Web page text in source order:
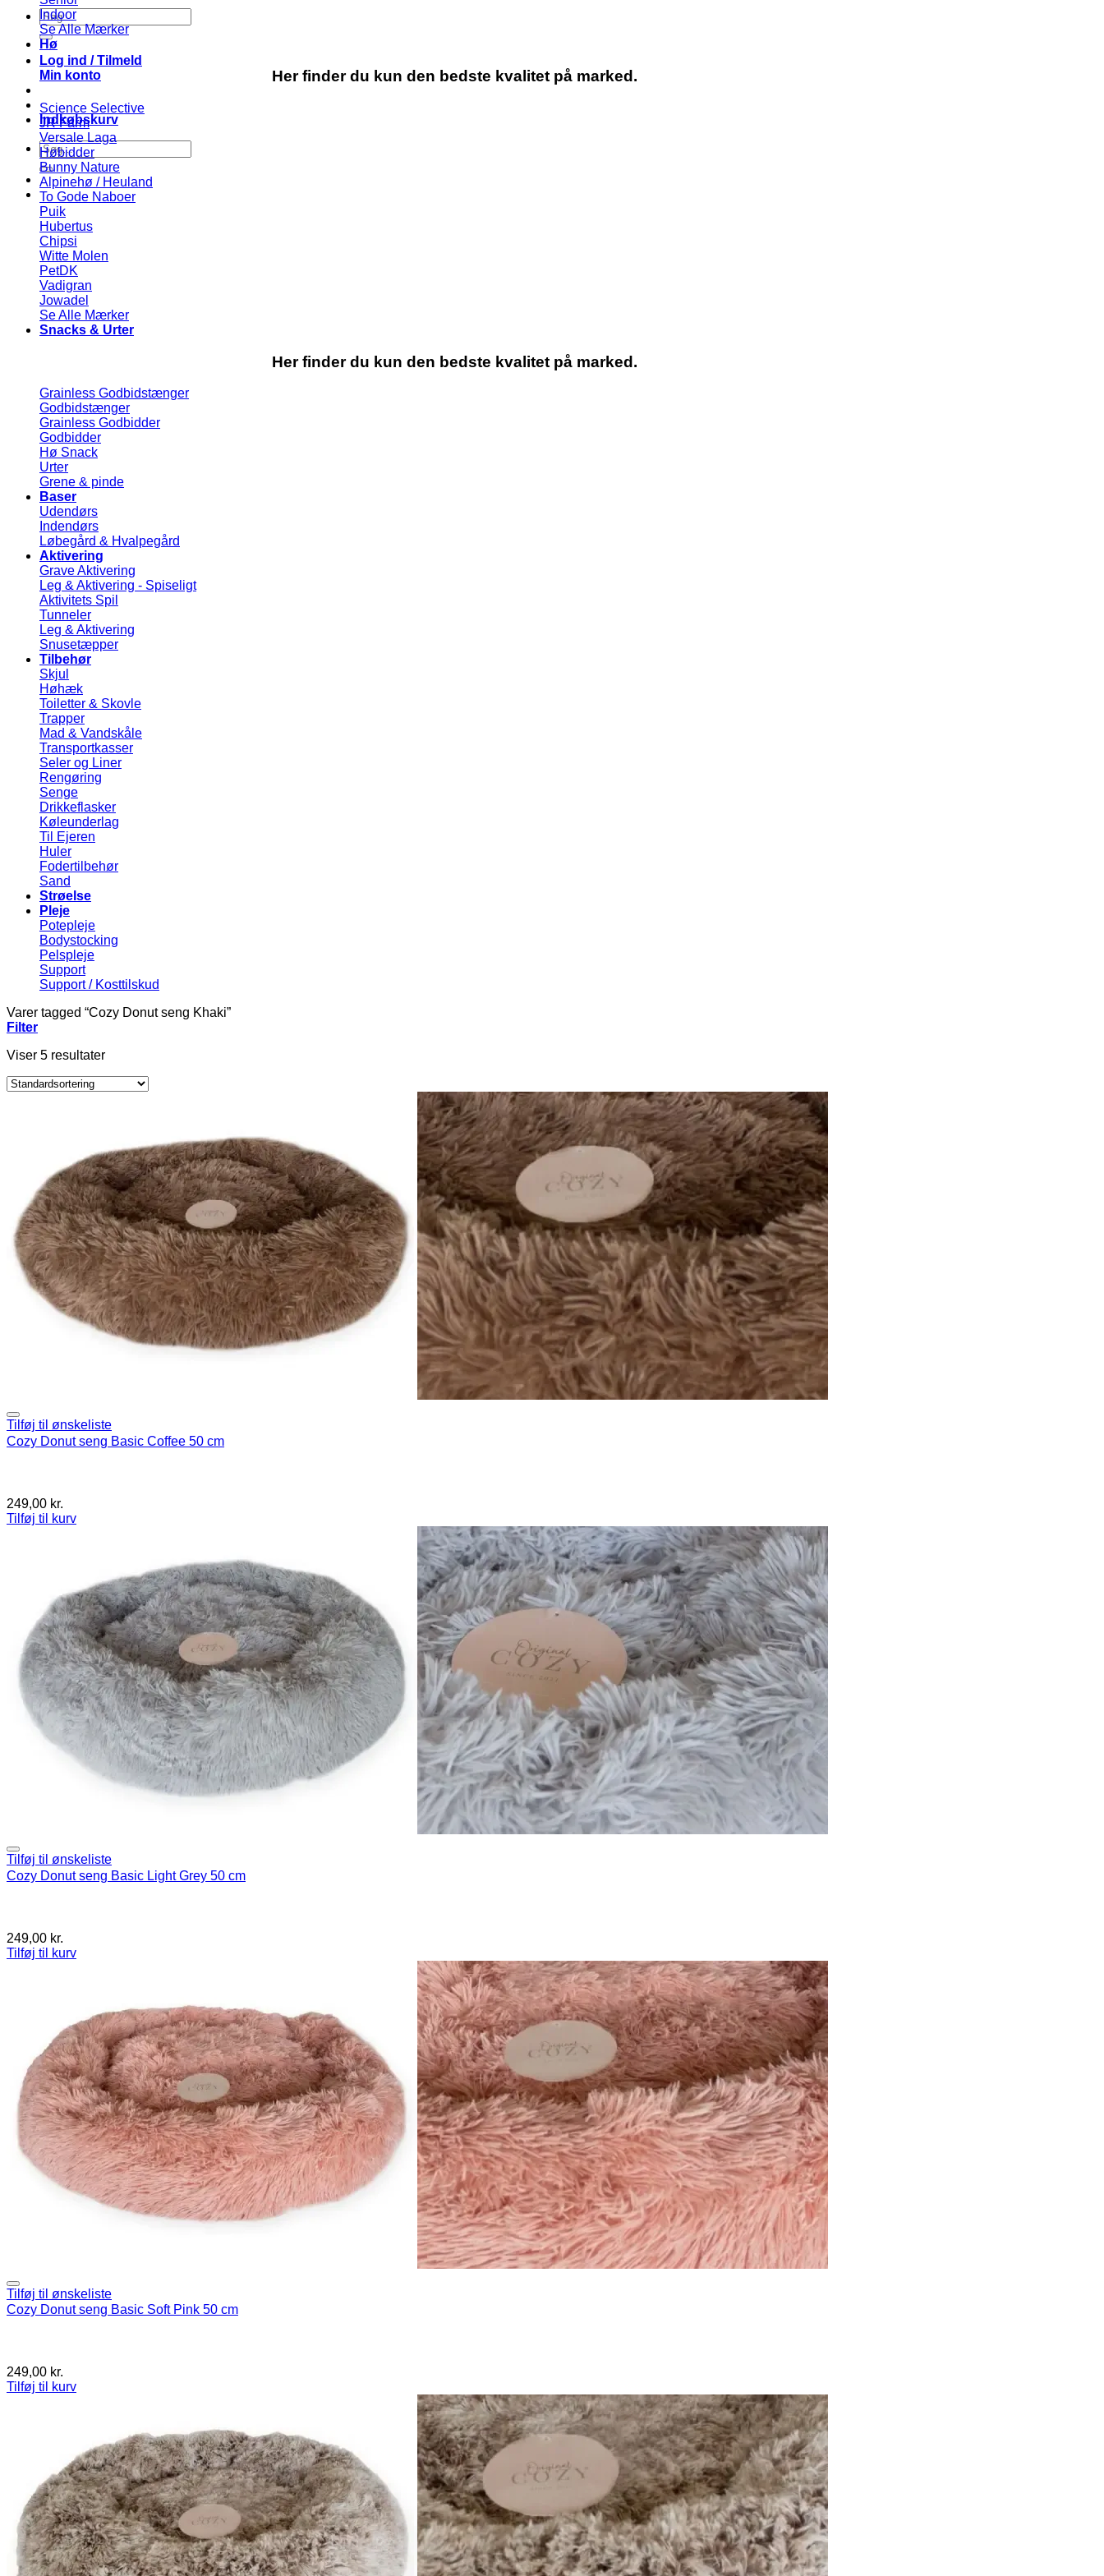
Søg
efter:
Log ind / Tilmeld
Min konto
Indkøbskurv
Søg
efter:
Indoor
Se Alle Mærker
Hø
Her finder du kun den bedste kvalitet på marked.
Science Selective
JR Farm
Versale Laga
Høbidder
Bunny Nature
Alpinehø / Heuland
To Gode Naboer
Puik
Hubertus
Chipsi
Witte Molen
PetDK
Vadigran
Jowadel
Se Alle Mærker
Snacks & Urter
Her finder du kun den bedste kvalitet på marked.
Grainless Godbidstænger
Godbidstænger
Grainless Godbidder
Godbidder
Hø Snack
Urter
Grene & pinde
Baser
Udendørs
Indendørs
Løbegård & Hvalpegård
Aktivering
Grave Aktivering
Leg & Aktivering - Spiseligt
Aktivitets Spil
Tunneler
Leg & Aktivering
Snusetæpper
Tilbehør
Skjul
Høhæk
Toiletter & Skovle
Trapper
Mad & Vandskåle
Transportkasser
Seler og Liner
Rengøring
Senge
Drikkeflasker
Køleunderlag
Til Ejeren
Huler
Fodertilbehør
Sand
Strøelse
Pleje
Potepleje
Bodystocking
Pelspleje
Support
Support / Kosttilskud
Varer tagged “Cozy Donut seng Khaki”
Filter
Viser 5 resultater
Tilføj til ønskeliste
Cozy Donut seng Basic Coffee 50 cm
249,00 kr.
Tilføj til kurv
Tilføj til ønskeliste
Cozy Donut seng Basic Light Grey 50 cm
249,00 kr.
Tilføj til kurv
Tilføj til ønskeliste
Cozy Donut seng Basic Soft Pink 50 cm
249,00 kr.
Tilføj til kurv